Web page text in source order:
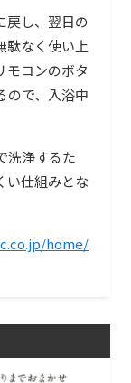
戻し、翌日の
駄なく使い上
モコンのボタ
ので、入浴中
洗浄するた
い仕組みとな
home/